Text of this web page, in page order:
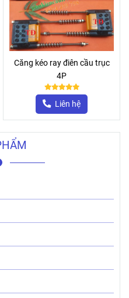
Căng kéo ray điên cầu trục
4P
Liên hệ